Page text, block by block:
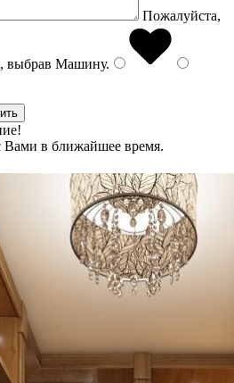
Пожалуйста,
выбрав Машину.
Вами в ближайшее время.